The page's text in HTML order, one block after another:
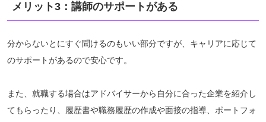
メリット3：講師のサポートがある
分からないとにすぐ聞けるのもいい部分ですが、キャリアに応じて
のサポートがあるので安心です。
また、就職する場合はアドバイサーから自分に合った企業を紹介し
てもらったり、履歴書や職務履歴の作成や面接の指導、ポートフォ